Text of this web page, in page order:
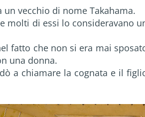
vecchio di nome Takahama.
molti di essi lo consideravano
fatto che non si era mai
una donna.
a chiamare la cognata e il